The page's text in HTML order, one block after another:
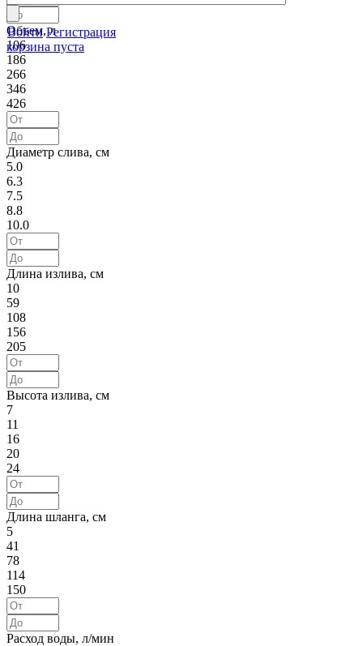
Войти Регистрация
корзина пуста
Объем, л
106
186
266
346
426
Диаметр слива, см
5.0
6.3
7.5
8.8
10.0
Длина излива, см
10
59
108
156
205
Высота излива, см
7
11
16
20
24
Длина шланга, см
5
41
78
114
150
Расход воды, л/мин